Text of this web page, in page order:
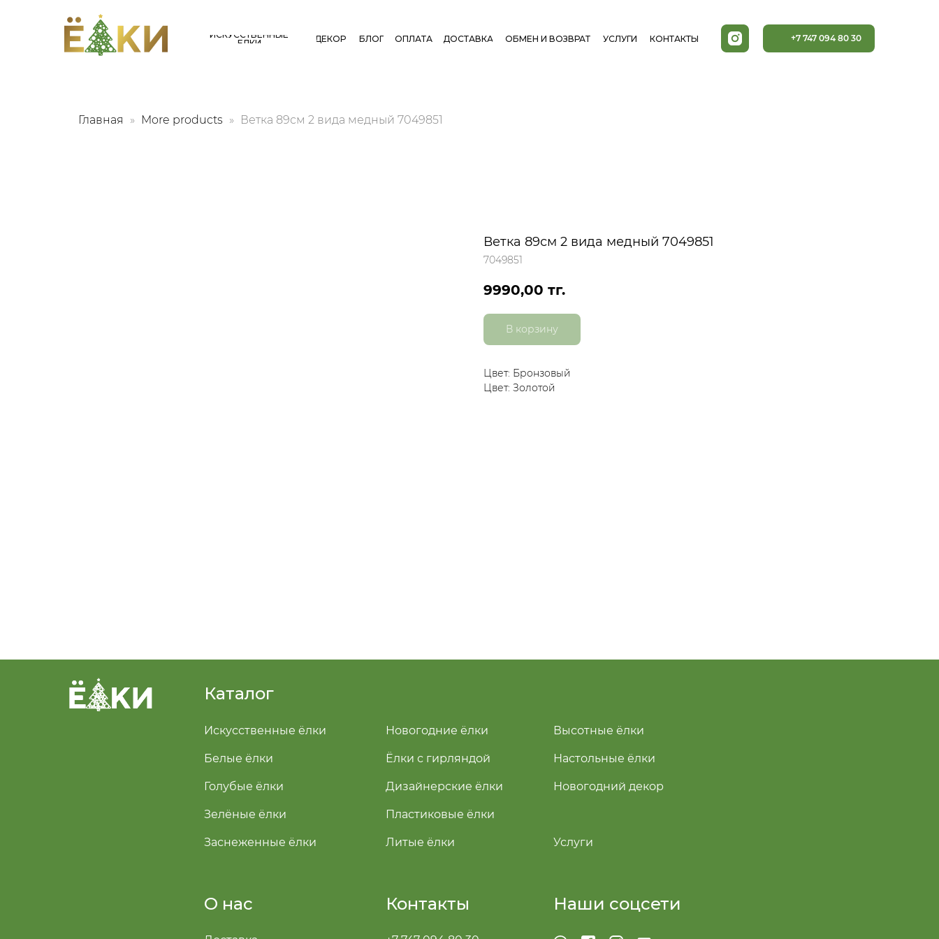
+7 747 094 80 30
КОНТАКТЫ
УСЛУГИ
ОБМЕН И ВОЗВРАТ
ДОСТАВКА
ОПЛАТА
БЛОГ
ДЕКОР
ИСКУССТВЕННЫЕ
ЕЛКИ
Главная More products Ветка 89см 2 вида медный 7049851
Ветка 89см 2 вида медный 7049851
7049851
9990,00 тг.
В корзину
Цвет: Бронзовый
Цвет: Золотой
О нас
Каталог
Контакты Наши соцсети
Искусственные ёлки
Белые ёлки
Голубые ёлки
Зелёные ёлки
Заснеженные ёлки
Новогодние ёлки
Ёлки с гирляндой
Дизайнерские ёлки
Пластиковые ёлки
Литые ёлки
Высотные ёлки
Настольные ёлки
Услуги
Новогодний декор